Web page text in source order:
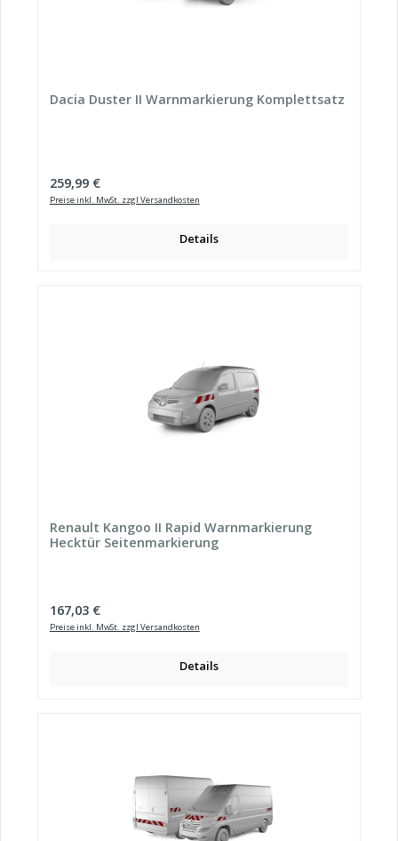
Dacia Duster II Warnmarkierung Komplettsatz
Regulärer Preis:
259,99 €
Preise inkl. MwSt. zzgl Versandkosten
Details
Renault Kangoo II Rapid Warnmarkierung
Hecktür Seitenmarkierung
Regulärer Preis:
167,03 €
Preise inkl. MwSt. zzgl Versandkosten
Details